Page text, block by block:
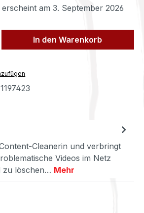
am 3. September 2026
Gib den
In den Warenkorb
1197423
Cleanerin und verbringt
Videos im Netz
zu löschen… Mehr